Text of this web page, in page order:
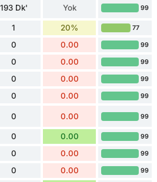
193 Dk' Yok 99
1 20% 77
0 0.00 99
0 0.00 99
0 0.00 99
0 0.00 99
0 0.00 99
0 0.00 99
0 0.00 99
0 0.00 99